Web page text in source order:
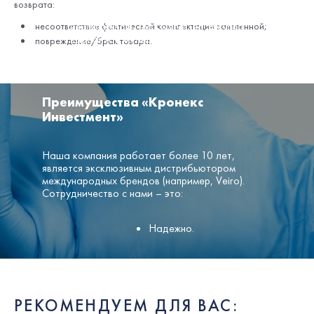
возврата:
несоответствие фактической комплектации заявленной;
повреждение/брак товара.
из целлюлозы чуть мягче, но закупка
вариантов из переработанного сырья
Преимущества «Кронекс
Инвестмент»
Наша компания работает более 10 лет,
является эксклюзивным дистрибьютором
международных брендов (например, Veiro).
Сотрудничество с нами – это:
Надежно.
Благодаря отлаженной логистике гарантируем
РЕКОМЕНДУЕМ ДЛЯ ВАС: